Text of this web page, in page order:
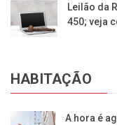
Leilão da
450; veja
HABITAÇÃO
A hora é